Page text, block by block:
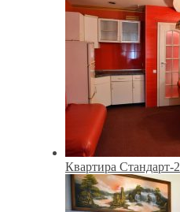
Квартира Стандарт-2